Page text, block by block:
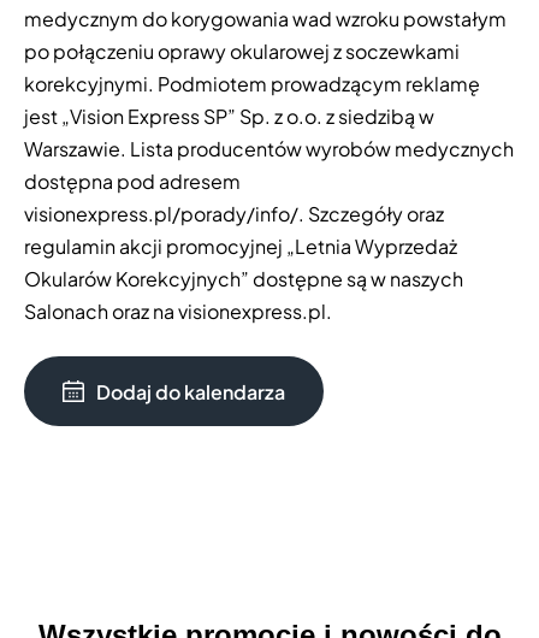
medycznym do korygowania wad wzroku powstałym
po połączeniu oprawy okularowej z soczewkami
korekcyjnymi. Podmiotem prowadzącym reklamę
jest „Vision Express SP” Sp. z o.o. z siedzibą w
Warszawie. Lista producentów wyrobów medycznych
dostępna pod adresem
visionexpress.pl/porady/info/. Szczegóły oraz
regulamin akcji promocyjnej „Letnia Wyprzedaż
Okularów Korekcyjnych” dostępne są w naszych
Salonach oraz na visionexpress.pl.
Dodaj do kalendarza